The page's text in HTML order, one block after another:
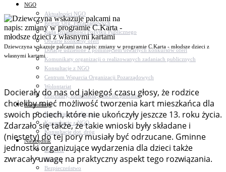
NGO
Aktualności NGO
Rejestr Org. Pozarządowych
Rada Działalności Pożytku Publicznego
Otwarte konkursy ofert
Dotacje udzielone z pominięciem otwartych konkursów ofert
Komunikaty organizacji o realizowanych zadaniach publicznych
Konsultacje z NGO
Centrum Wsparcia Organizacji Pozarządowych
Wolontariat
Procedury, formularze, pliki do pobrania
Konsultacje
Konsultacje społeczne
Konsultacje z NGO
Konsultacje dot. dróg
Niezbędnik
Zdrowie
Oświata
Bezpieczeństwo
Dziewczyna wskazuje palcami na napis: zmiany w programie C.Karta - młodsze dzieci z
własnymi kartami
Docierały do nas od jakiegoś czasu głosy, że rodzice
chcieliby mieć możliwość tworzenia kart mieszkańca dla
swoich pociech, które nie ukończyły jeszcze 13. roku życia.
Zdarzało się także, że takie wnioski były składane i
(niestety) do tej pory musiały być odrzucane. Gminne
jednostki organizujące wydarzenia dla dzieci także
zwracały uwagę na praktyczny aspekt tego rozwiązania.